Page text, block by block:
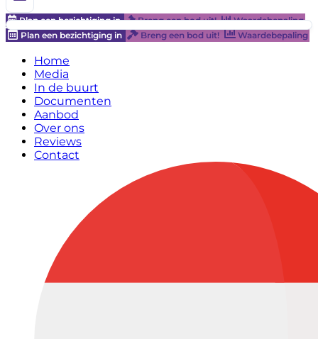
Plan een bezichtiging in Breng een bod uit!
Waardebepaling
Plan een bezichtiging in
Breng een bod uit! Waardebepaling
Home
Media
In de buurt
Documenten
Aanbod
Over ons
Reviews
Contact